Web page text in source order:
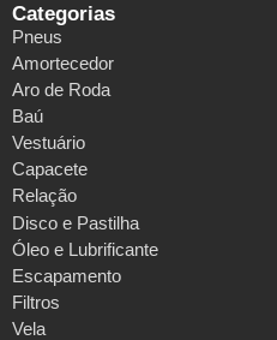
Categorias
Pneus
Amortecedor
Aro de Roda
Baú
Vestuário
Capacete
Relação
Disco e Pastilha
Óleo e Lubrificante
Escapamento
Filtros
Vela